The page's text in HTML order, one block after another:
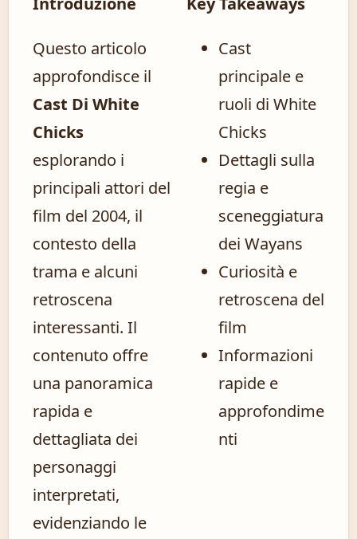
Questo articolo
approfondisce il
Cast Di White
Chicks
esplorando i
principali attori del
film del 2004, il
contesto della
trama e alcuni
retroscena
interessanti. Il
contenuto offre
una panoramica
rapida e
dettagliata dei
personaggi
interpretati,
evidenziando le
Cast
principale e
ruoli di White
Chicks
Dettagli sulla
regia e
sceneggiatura
dei Wayans
Curiosità e
retroscena del
film
Informazioni
rapide e
approfondime
nti